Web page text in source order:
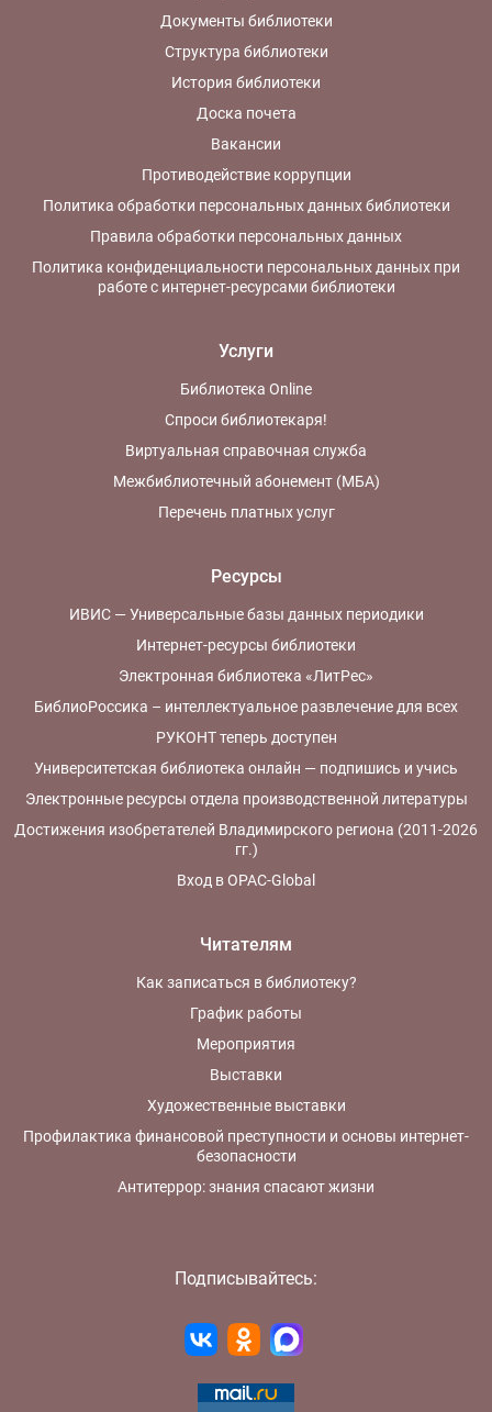
Документы библиотеки
Структура библиотеки
История библиотеки
Доска почета
Вакансии
Противодействие коррупции
Политика обработки персональных данных библиотеки
Правила обработки персональных данных
Политика конфиденциальности персональных данных при
работе с интернет-ресурсами библиотеки
Услуги
Библиотека Online
Спроси библиотекаря!
Виртуальная справочная служба
Межбиблиотечный абонемент (МБА)
Перечень платных услуг
Ресурсы
ИВИС — Универсальные базы данных периодики
Интернет-ресурсы библиотеки
Электронная библиотека «ЛитРес»
БиблиоРоссика – интеллектуальное развлечение для всех
РУКОНТ теперь доступен
Университетская библиотека онлайн — подпишись и учись
Электронные ресурсы отдела производственной литературы
Достижения изобретателей Владимирского региона (2011-2026
гг.)
Вход в OPAC-Global
Читателям
Как записаться в библиотеку?
График работы
Мероприятия
Выставки
Художественные выставки
Профилактика финансовой преступности и основы интернет-
безопасности
Антитеррор: знания спасают жизни
Подписывайтесь: